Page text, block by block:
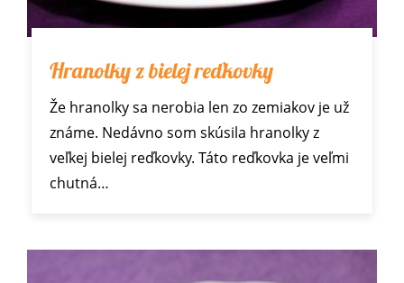
Hranolky z bielej reďkovky
Že hranolky sa nerobia len zo zemiakov je už
známe. Nedávno som skúsila hranolky z
veľkej bielej reďkovky. Táto reďkovka je veľmi
chutná…